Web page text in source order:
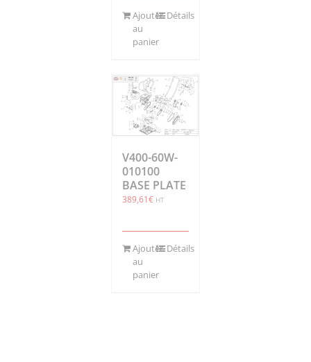
Ajouter
au
panier
Détails
V400-60W-
010100
BASE PLATE
389,61€ HT
Ajouter
au
panier
Détails